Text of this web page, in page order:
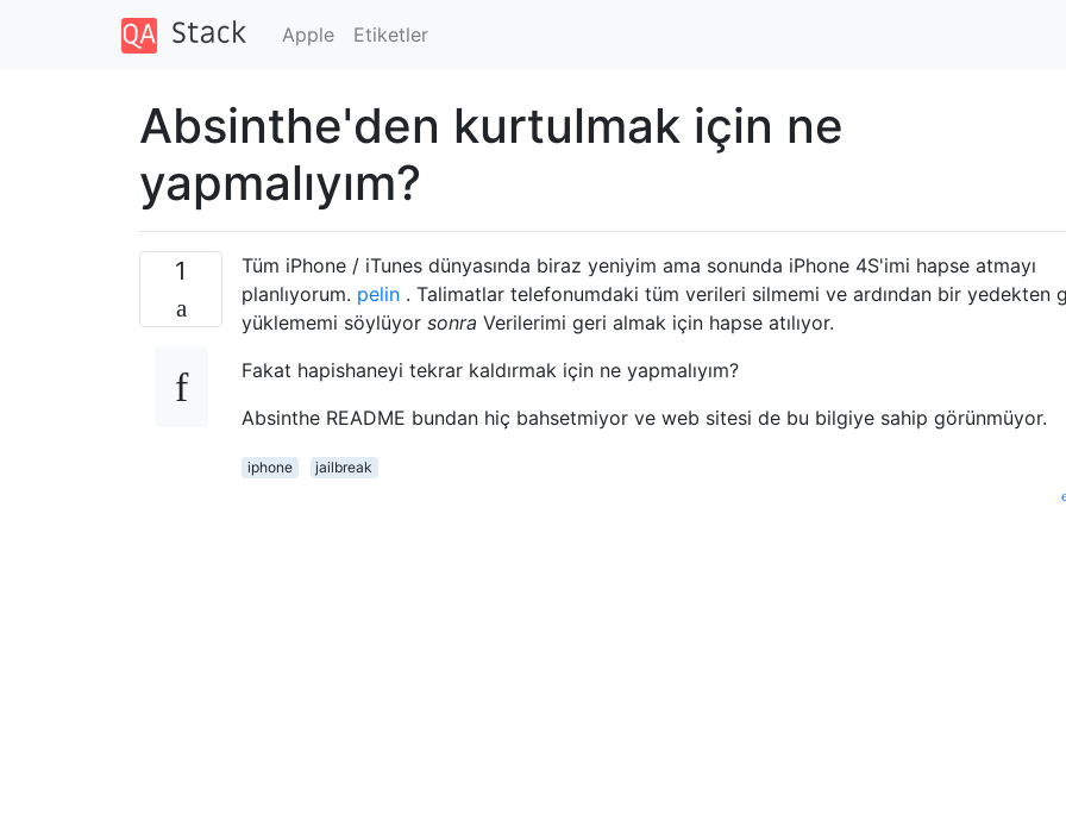
Apple Etiketler
Absinthe'den kurtulmak için ne
yapmalıyım?
1
Tüm iPhone / iTunes dünyasında biraz yeniyim ama sonunda iPhone 4S'imi hapse atmayı
planlıyorum. pelin . Talimatlar telefonumdaki tüm verileri silmemi ve ardından bir yedekten
yüklememi söylüyor sonra Verilerimi geri almak için hapse atılıyor.
Fakat hapishaneyi tekrar kaldırmak için ne yapmalıyım?
Absinthe README bundan hiç bahsetmiyor ve web sitesi de bu bilgiye sahip görünmüyor.
iphone jailbreak